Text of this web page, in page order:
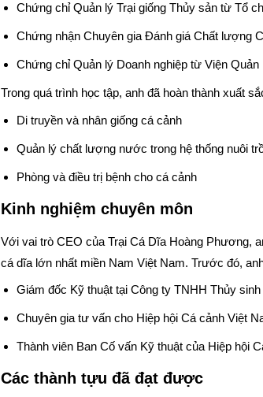
Chứng chỉ Quản lý Trại giống Thủy sản từ Tổ
Chứng nhận Chuyên gia Đánh giá Chất lượng
Chứng chỉ Quản lý Doanh nghiệp từ Viện Quản
Trong quá trình học tập, anh đã hoàn thành xuất
Di truyền và nhân giống cá cảnh
Quản lý chất lượng nước trong hệ thống nuôi
Phòng và điều trị bệnh cho cá cảnh
Kinh nghiệm chuyên môn
Với vai trò CEO của Trại Cá Dĩa Hoàng Phương,
cá dĩa lớn nhất miền Nam Việt Nam. Trước đó,
Giám đốc Kỹ thuật tại Công ty TNHH Thủy
Chuyên gia tư vấn cho Hiệp hội Cá cảnh Việt
Thành viên Ban Cố vấn Kỹ thuật của Hiệp hội
Các thành tựu đã đạt được